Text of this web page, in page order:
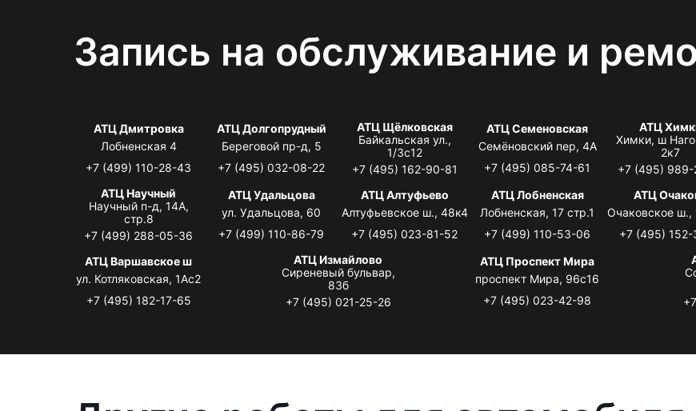
Запись на обслуживание и
АТЦ Дмитровка
Лобненская 4
+7 (499) 110-28-43
АТЦ Долгопрудный
Береговой пр-д, 5
+7 (495) 032-08-22
АТЦ Щёлковская
Байкальская ул.,
1/3с12
+7 (495) 162-90-81
АТЦ Семеновская
Семёновский пер, 4А
+7 (495) 085-74-61
АТЦ
Химки, ш
2к7
+7 (495) 989-
АТЦ Научный
Научный п-д, 14А,
стр.8
+7 (499) 288-05-36
АТЦ Удальцова
ул. Удальцова, 60
+7 (499) 110-86-79
АТЦ Алтуфьево
Алтуфьевское ш., 48к4
+7 (495) 023-81-52
АТЦ Лобненская
Лобненская, 17 стр.1
+7 (499) 110-53-06
АТЦ
Очаковское ш.,
+7 (495) 152-
АТЦ Варшавское ш
ул. Котляковская, 1Ас2
+7 (495) 182-17-65
АТЦ Измайлово
Сиреневый бульвар,
83б
+7 (495) 021-25-26
АТЦ Проспект Мира
проспект Мира, 96с16
+7 (495) 023-42-98